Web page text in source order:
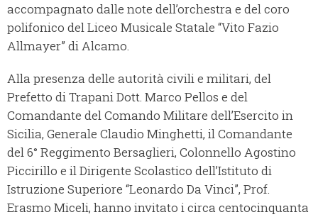
accompagnato dalle note dell’orchestra e del coro
polifonico del Liceo Musicale Statale “Vito Fazio
Allmayer” di Alcamo.
Alla presenza delle autorità civili e militari, del
Prefetto di Trapani Dott. Marco Pellos e del
Comandante del Comando Militare dell’Esercito in
Sicilia, Generale Claudio Minghetti, il Comandante
del 6° Reggimento Bersaglieri, Colonnello Agostino
Piccirillo e il Dirigente Scolastico dell’Istituto di
Istruzione Superiore “Leonardo Da Vinci”, Prof.
Erasmo Miceli, hanno invitato i circa centocinquanta